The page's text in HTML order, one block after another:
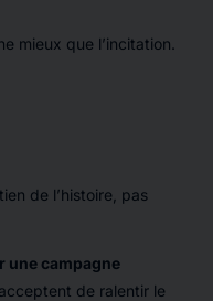
mieux que l’incitation.
de l’histoire, pas
une campagne
de ralentir le